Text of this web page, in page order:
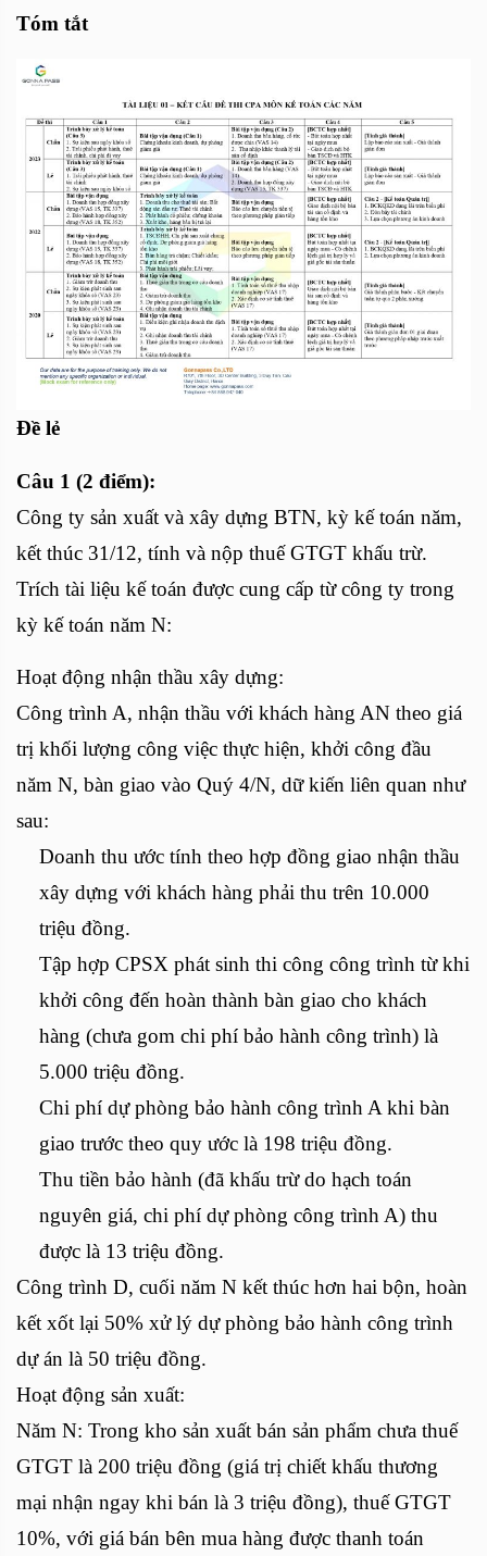
Tóm tắt
Đề lẻ
Câu 1 (2 điểm):
Công ty sản xuất và xây dựng BTN, kỳ kế toán năm,
kết thúc 31/12, tính và nộp thuế GTGT khấu trừ.
Trích tài liệu kế toán được cung cấp từ công ty trong
kỳ kế toán năm N:
Hoạt động nhận thầu xây dựng:
Công trình A, nhận thầu với khách hàng AN theo giá
trị khối lượng công việc thực hiện, khởi công đầu
năm N, bàn giao vào Quý 4/N, dữ kiến liên quan như
sau:
Doanh thu ước tính theo hợp đồng giao nhận thầu
xây dựng với khách hàng phải thu trên 10.000
triệu đồng.
Tập hợp CPSX phát sinh thi công công trình từ khi
khởi công đến hoàn thành bàn giao cho khách
hàng (chưa gom chi phí bảo hành công trình) là
5.000 triệu đồng.
Chi phí dự phòng bảo hành công trình A khi bàn
giao trước theo quy ước là 198 triệu đồng.
Thu tiền bảo hành (đã khấu trừ do hạch toán
nguyên giá, chi phí dự phòng công trình A) thu
được là 13 triệu đồng.
Công trình D, cuối năm N kết thúc hơn hai bộn, hoàn
kết xốt lại 50% xử lý dự phòng bảo hành công trình
dự án là 50 triệu đồng.
Hoạt động sản xuất:
Năm N: Trong kho sản xuất bán sản phẩm chưa thuế
GTGT là 200 triệu đồng (giá trị chiết khấu thương
mại nhận ngay khi bán là 3 triệu đồng), thuế GTGT
10%, với giá bán bên mua hàng được thanh toán